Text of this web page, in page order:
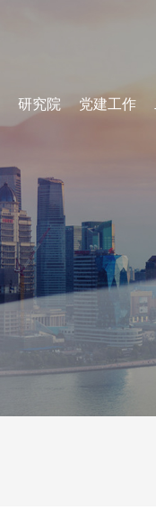
研究院 党建工作